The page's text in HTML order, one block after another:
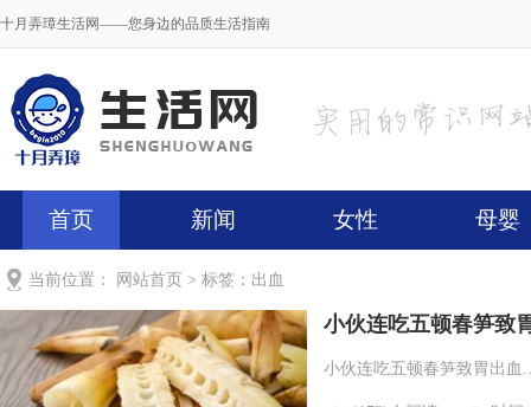
十月弄璋生活网——您身边的品质生活指南
首页 新闻 女性 母婴
当前位置： 网站首页 > 标签：出血
小伙连吃五顿春笋致
小伙连吃五顿春笋致胃出血